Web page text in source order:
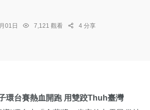
01日 7,121 觀看 4 分享
環台賽熱血開跑 用雙跤Thuh臺灣